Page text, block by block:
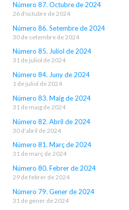
Número 87. Octubre de 2024
26 d'octubre de 2024
Número 86. Setembre de 2024
30 de setembre de 2024
Número 85. Juliol de 2024
31 de juliol de 2024
Número 84. Juny de 2024
1 de juliol de 2024
Número 83. Maig de 2024
31 de maig de 2024
Número 82. Abril de 2024
30 d'abril de 2024
Número 81. Març de 2024
31 de març de 2024
Número 80. Febrer de 2024
29 de febrer de 2024
Número 79. Gener de 2024
31 de gener de 2024